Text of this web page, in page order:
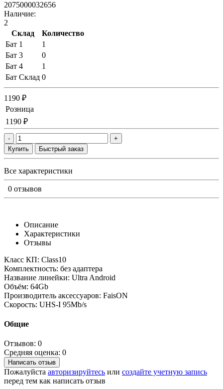
2075000032656
Наличие:
2
Склад
Количество
Бат 1
1
Бат 3
0
Бат 4
1
Бат Склад 0
1190 ₽
Розница
1190 ₽
-
+
Купить
Быстрый заказ
Все характеристики
0 отзывов
Описание
Характеристики
Отзывы
Класс КП: Class10
Комплектность: без адаптера
Название линейки: Ultra Android
Объём: 64Gb
Производитель аксессуаров: FaisON
Скорость: UHS-I 95Mb/s
Общие
Отзывов: 0
Средняя оценка: 0
Написать отзыв
Пожалуйста авторизируйтесь или создайте учетную запись
перед тем как написать отзыв